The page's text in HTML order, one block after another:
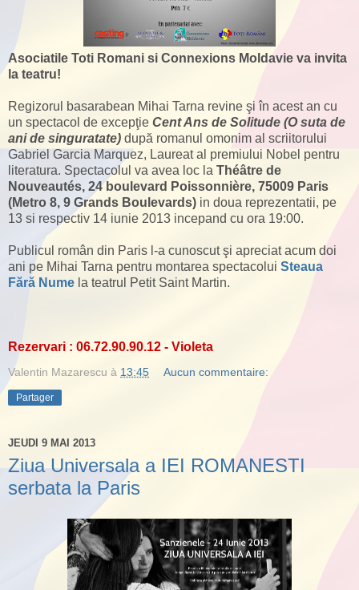
Asociatile Toti Romani si Connexions Moldavie va invita
la teatru!
Regizorul basarabean Mihai Tarna revine şi în acest an cu
un spectacol de excepţie Cent Ans de Solitude (O suta de
ani de singuratate) după romanul omonim al scriitorului
Gabriel Garcia Marquez, Laureat al premiului Nobel pentru
literatura. Spectacolul va avea loc la Théâtre de
Nouveautés, 24 boulevard Poissonnière, 75009 Paris
(Metro 8, 9 Grands Boulevards) in doua reprezentatii, pe
13 si respectiv 14 iunie 2013 incepand cu ora 19:00.
Publicul român din Paris l-a cunoscut şi apreciat acum doi
ani pe Mihai Tarna pentru montarea spectacolui Steaua
Fără Nume la teatrul Petit Saint Martin.
Rezervari : 06.72.90.90.12 - Violeta
Valentin Mazarescu à 13:45 Aucun commentaire:
Partager
JEUDI 9 MAI 2013
Ziua Universala a IEI ROMANESTI
serbata la Paris